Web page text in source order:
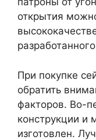
открытия
При покупке
обратить
факторов. Во-
конструкции и
изготовлен.